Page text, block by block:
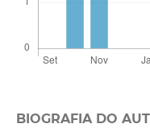
BIOGRAFIA DO